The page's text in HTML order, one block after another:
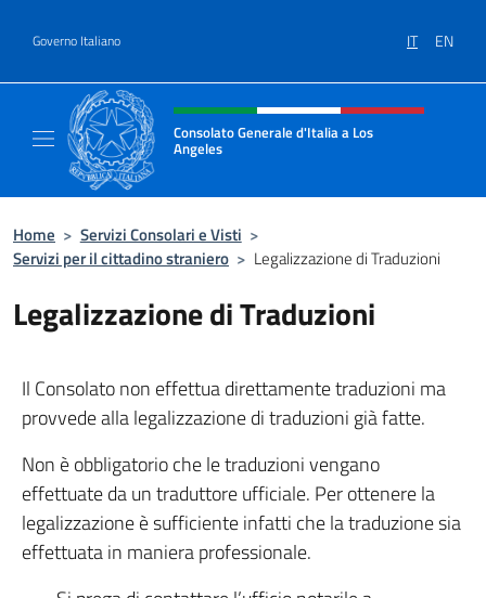
Governo Italiano IT EN
Intestazione sito, social e menù
Consolato Generale d'Italia a Los
Angeles
Home > Servizi Consolari e Visti >
Servizi per il cittadino straniero > Legalizzazione di Traduzioni
Legalizzazione di Traduzioni
Il Consolato non effettua direttamente traduzioni ma
provvede alla legalizzazione di traduzioni già fatte.
Non è obbligatorio che le traduzioni vengano
effettuate da un traduttore ufficiale. Per ottenere la
legalizzazione è sufficiente infatti che la traduzione sia
effettuata in maniera professionale.